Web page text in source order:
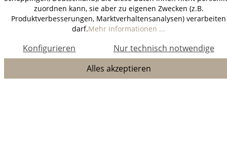
zuordnen kann, sie aber zu eigenen Zwecken (z.B.
Produktverbesserungen, Marktverhaltensanalysen) verarbeiten
darf.Mehr Informationen ...
Nur technisch notwendige
Konfigurieren
Alles akzeptieren